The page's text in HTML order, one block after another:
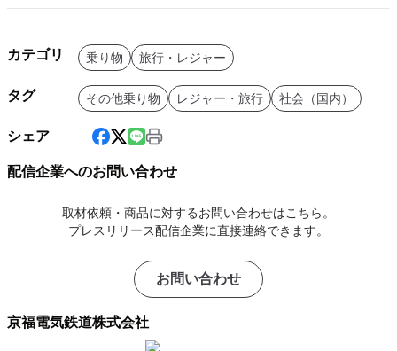
カテゴリ 乗り物 旅行・レジャー
タグ その他乗り物 レジャー・旅行 社会（国内）
シェア
配信企業へのお問い合わせ
取材依頼・商品に対するお問い合わせはこちら。
プレスリリース配信企業に直接連絡できます。
お問い合わせ
京福電気鉄道株式会社